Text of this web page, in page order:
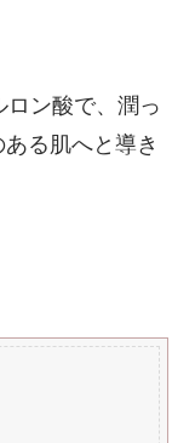
ン酸で、潤っ
る肌へと導き